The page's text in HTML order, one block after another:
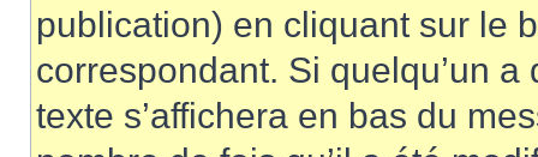
publication) en cliquant sur le
correspondant. Si quelqu’un
texte s’affichera en bas du